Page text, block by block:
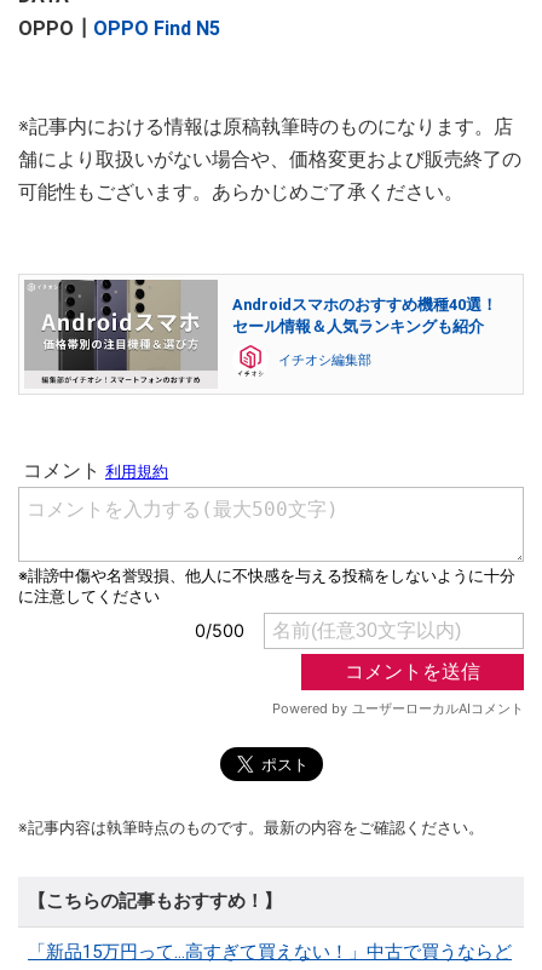
OPPO┃ OPPO Find N5
※記事内における情報は原稿執筆時のものになります。店
舗により取扱いがない場合や、価格変更および販売終了の
可能性もございます。あらかじめご了承ください。
Androidスマホのおすすめ機種40選！
セール情報＆人気ランキングも紹介
イチオシ編集部
※記事内容は執筆時点のものです。最新の内容をご確認ください。
【こちらの記事もおすすめ！】
「新品15万円って…高すぎて買えない！」中古で買うならど